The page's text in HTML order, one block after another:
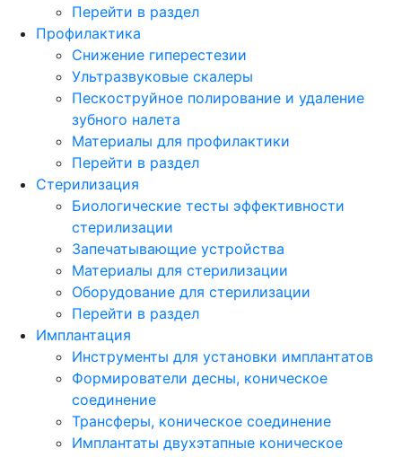
Перейти в раздел
Профилактика
Снижение гиперестезии
Ультразвуковые скалеры
Пескоструйное полирование и удаление
зубного налета
Материалы для профилактики
Перейти в раздел
Стерилизация
Биологические тесты эффективности
стерилизации
Запечатывающие устройства
Материалы для стерилизации
Оборудование для стерилизации
Перейти в раздел
Имплантация
Инструменты для установки имплантатов
Формирователи десны, коническое
соединение
Трансферы, коническое соединение
Имплантаты двухэтапные коническое